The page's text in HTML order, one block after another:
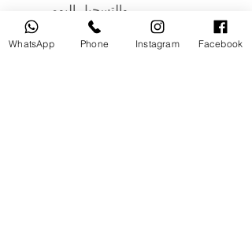
والتسجيل اليومي. .
الميزات: خفيف الوزن ومضاد
للاوساخ ومضاد كلياً للماء ويمكنWhatsApp Phone Instagram Facebook